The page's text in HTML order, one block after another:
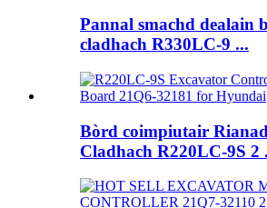
Pannal smachd dealain
cladhach R330LC-9 ...
Bòrd coimpiutair
Cladhach R220LC-9S 2